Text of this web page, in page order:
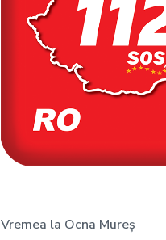
Vremea la Ocna Mureș